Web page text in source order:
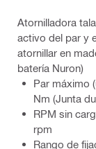
Atornilladora
activo del par y
atornillar en
batería Nuron)
Par máximo
Nm (Junta
RPM sin
rpm
Rango de